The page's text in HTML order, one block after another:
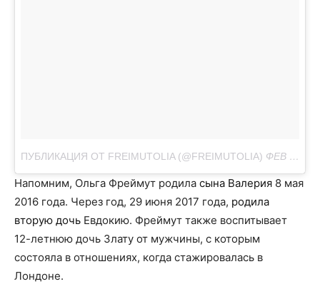
ПУБЛИКАЦИЯ ОТ FREIMUTOLIA (@FREIMUTOLIA) ФЕВ 1, 2018 AT 3:41 PST
Напомним, Ольга Фреймут родила сына Валерия 8 мая
2016 года. Через год, 29 июня 2017 года, родила
вторую дочь Евдокию. Фреймут также воспитывает
12-летнюю дочь Злату от мужчины, с которым
состояла в отношениях, когда стажировалась в
Лондоне.